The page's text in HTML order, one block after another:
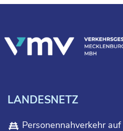
LANDESNETZ
Personennahverkehr